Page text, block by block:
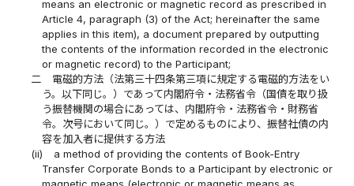
means an electronic or magnetic record as prescribed in
Article 4, paragraph (3) of the Act; hereinafter the same
applies in this item), a document prepared by outputting
the contents of the information recorded in the electronic
or magnetic record) to the Participant;
二
電磁的方法（法第三十四条第三項に規定する電磁的方法をい
う。以下同じ。）であって内閣府令・法務省令（国債を取り扱
う振替機関の場合にあっては、内閣府令・法務省令・財務省
令。次号において同じ。）で定めるものにより、振替社債の内
容を加入者に提供する方法
(ii)
a method of providing the contents of Book-Entry
Transfer Corporate Bonds to a Participant by electronic or